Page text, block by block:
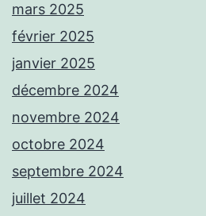
mars 2025
février 2025
janvier 2025
décembre 2024
novembre 2024
octobre 2024
septembre 2024
juillet 2024